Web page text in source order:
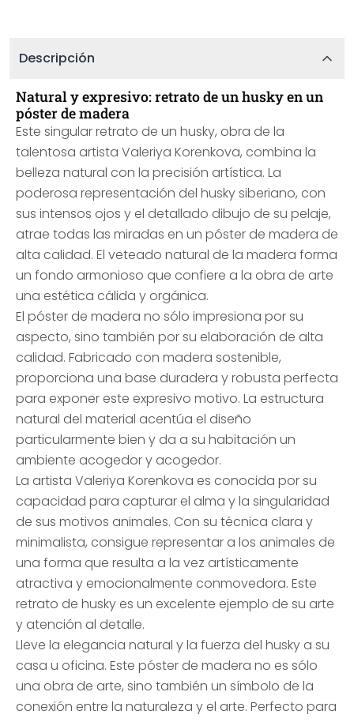
Descripción
Natural y expresivo: retrato de un husky en un
póster de madera
Este singular retrato de un husky, obra de la
talentosa artista Valeriya Korenkova, combina la
belleza natural con la precisión artística. La
poderosa representación del husky siberiano, con
sus intensos ojos y el detallado dibujo de su pelaje,
atrae todas las miradas en un póster de madera de
alta calidad. El veteado natural de la madera forma
un fondo armonioso que confiere a la obra de arte
una estética cálida y orgánica.
El póster de madera no sólo impresiona por su
aspecto, sino también por su elaboración de alta
calidad. Fabricado con madera sostenible,
proporciona una base duradera y robusta perfecta
para exponer este expresivo motivo. La estructura
natural del material acentúa el diseño
particularmente bien y da a su habitación un
ambiente acogedor y acogedor.
La artista Valeriya Korenkova es conocida por su
capacidad para capturar el alma y la singularidad
de sus motivos animales. Con su técnica clara y
minimalista, consigue representar a los animales de
una forma que resulta a la vez artísticamente
atractiva y emocionalmente conmovedora. Este
retrato de husky es un excelente ejemplo de su arte
y atención al detalle.
Lleve la elegancia natural y la fuerza del husky a su
casa u oficina. Este póster de madera no es sólo
una obra de arte, sino también un símbolo de la
conexión entre la naturaleza y el arte. Perfecto para